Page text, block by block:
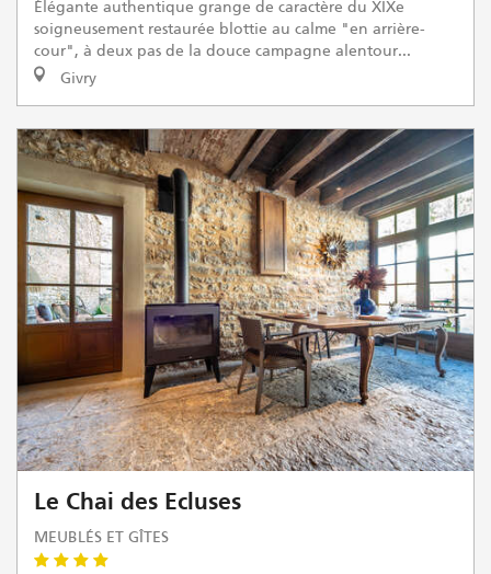
Élégante authentique grange de caractère du XIXe
soigneusement restaurée blottie au calme "en arrière-
cour", à deux pas de la douce campagne alentour...
Givry
Le Chai des Ecluses
MEUBLÉS ET GÎTES